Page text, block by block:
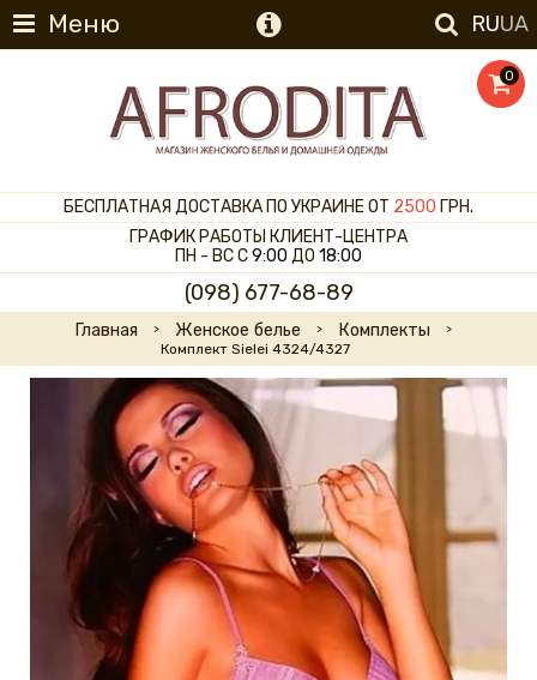
Меню RUUA
0
БЕСПЛАТНАЯ ДОСТАВКА ПО УКРАИНЕ ОТ 2500 ГРН.
ГРАФИК РАБОТЫ КЛИЕНТ-ЦЕНТРА
ПН - ВС С9:00 ДО 18:00
(098) 677-68-89
Главная Женское белье Комплекты
Комплект Sielei 4324/4327